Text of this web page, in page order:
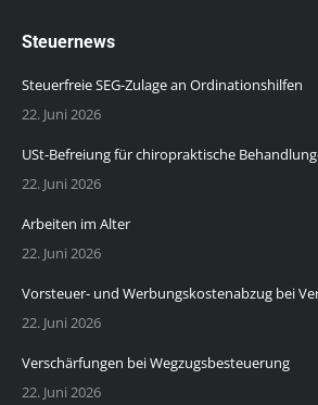
Steuernews
Steuerfreie SEG-Zulage an Ordinationshilfen
22. Juni 2026
USt-Befreiung für chiropraktische
22. Juni 2026
Arbeiten im Alter
22. Juni 2026
Vorsteuer- und Werbungskostenabzug bei
22. Juni 2026
Verschärfungen bei Wegzugsbesteuerung
22. Juni 2026